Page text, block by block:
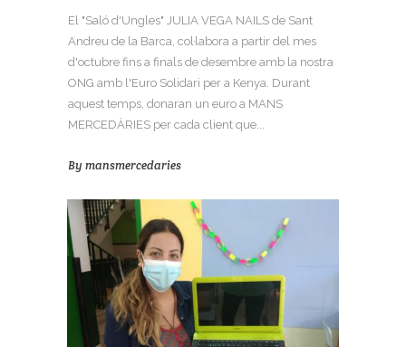
El "Saló d'Ungles" JULIA VEGA NAILS de Sant
Andreu de la Barca, col·labora a partir del mes
d'octubre fins a finals de desembre amb la nostra
ONG amb l'Euro Solidari per a Kenya. Durant
aquest temps, donaran un euro a MANS
MERCEDÀRIES per cada client que...
By mansmercedaries